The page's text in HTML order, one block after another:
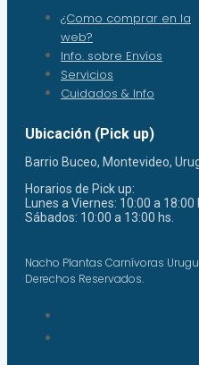
¿Como comprar en la
web?
Info. sobre Envíos
Servicios
Cuidados & Info
Ubicación (Pick up)
Barrio Buceo, Montevideo,
Horarios de Pick up:
Lunes a Viernes: 10:00 a 18:00
Sábados: 10:00 a 13:00 hs.
Nacho Plantas Carnívoras
Derechos Reservados.